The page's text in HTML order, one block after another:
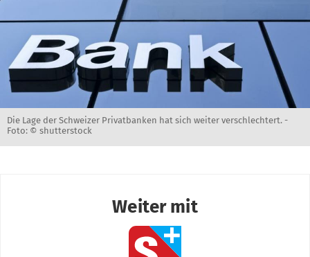
Die Lage der Schweizer Privatbanken hat sich weiter verschlechtert. -
Foto: © shutterstock